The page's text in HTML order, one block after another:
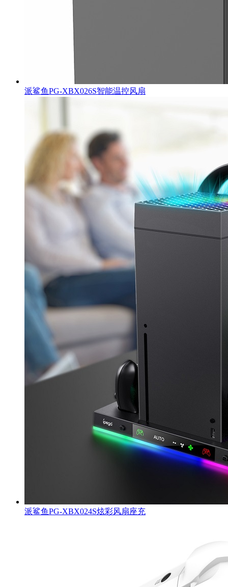
派鲨鱼PG-XBX026S智能温控风扇
派鲨鱼PG-XBX024S炫彩风扇座充